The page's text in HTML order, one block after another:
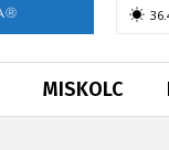
MISKOLC